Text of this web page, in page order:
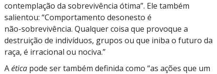
contemplação da sobrevivência ótima”. Ele também
salientou: “Comportamento desonesto é
não-sobrevivência. Qualquer coisa que provoque a
destruição de indivíduos, grupos ou que iniba o futuro da
raça, é irracional ou nociva.”
Aética pode ser também definida como “as ações que um